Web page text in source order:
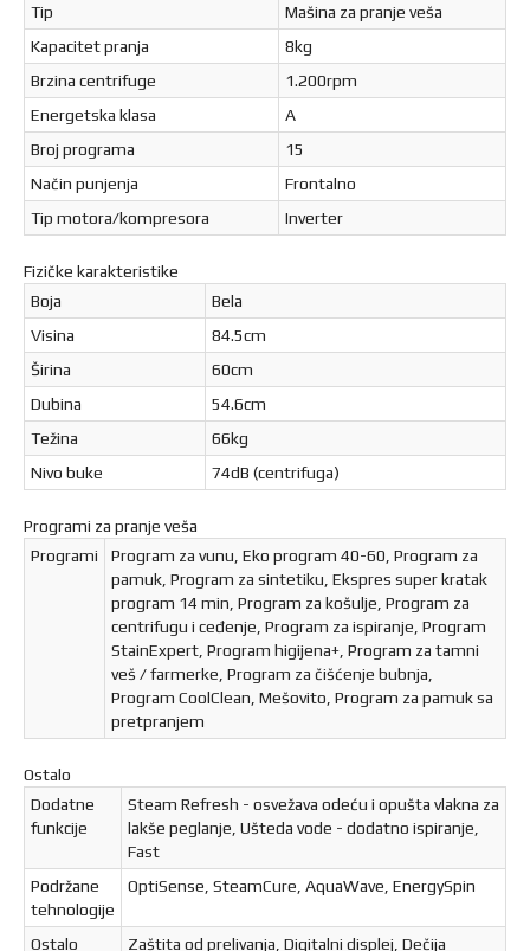
Tip
Mašina za pranje veša
Kapacitet pranja
8kg
Brzina centrifuge
1.200rpm
Energetska klasa
A
Broj programa
15
Način punjenja
Frontalno
Tip motora/kompresora
Inverter
Fizičke karakteristike
Boja
Bela
Visina
84.5cm
Širina
60cm
Dubina
54.6cm
Težina
66kg
Nivo buke
74dB (centrifuga)
Programi za pranje veša
Programi
Program za vunu, Eko program 40-60, Program za
pamuk, Program za sintetiku, Ekspres super kratak
program 14 min, Program za košulje, Program za
centrifugu i ceđenje, Program za ispiranje, Program
StainExpert, Program higijena+, Program za tamni
veš / farmerke, Program za čišćenje bubnja,
Program CoolClean, Mešovito, Program za pamuk sa
pretpranjem
Ostalo
Dodatne
funkcije
Steam Refresh - osvežava odeću i opušta vlakna za
lakše peglanje, Ušteda vode - dodatno ispiranje,
Fast
Podržane
tehnologije
OptiSense, SteamCure, AquaWave, EnergySpin
Ostalo Zaštita od prelivanja, Digitalni displej, Dečija